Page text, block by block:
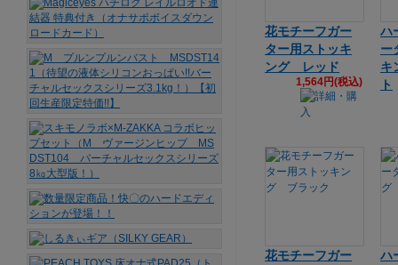
花モチーフガー
ター用ストッキ
ング レッド
1,564円(税込)
ハ
ー
キ
ト
花モチーフガー
ハ